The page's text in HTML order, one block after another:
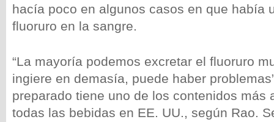
hacía poco en algunos casos en que había
fluoruro en la sangre.
“La mayoría podemos excretar el fluoruro
ingiere en demasía, puede haber
preparado tiene uno de los contenidos más
todas las bebidas en EE. UU., según Rao.